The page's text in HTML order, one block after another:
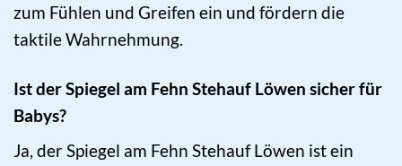
zum Fühlen und Greifen ein und fördern die
taktile Wahrnehmung.
Ist der Spiegel am Fehn Stehauf Löwen sicher für
Babys?
Ja, der Spiegel am Fehn Stehauf Löwen ist ein